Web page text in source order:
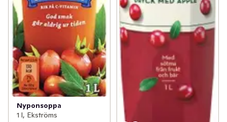
Nyponsoppa
1 l, Ekströms